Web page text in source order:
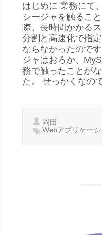
はじめに 業務にて
シージャを触るこ
際、長時間かかる
分割と高速化で指
ならなかったので
ジャはおろか、
務で触ったことが
た。 せっかくなの
岡田
Webアプリケー